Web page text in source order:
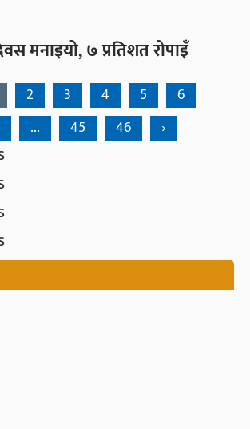
मनाइयो, ७ प्रतिशत रोपाइँ
2 3 4 5
6
... 45 46 ›